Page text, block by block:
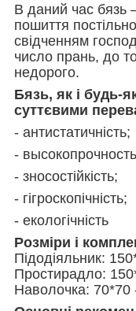
В даний час бязь
пошиття
свідченням
число прань, до
недорого.
Бязь, як і будь-
суттєвими
- антистатичність;
-
- зносостійкість;
- гігроскопічність;
- екологічність
Розміри і
Підодіяльник:
Простирадло:
Наволочка: 70*70